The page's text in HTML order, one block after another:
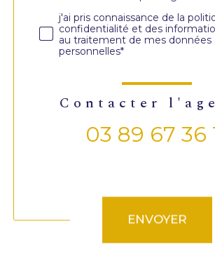
j'ai pris connaissance de la
confidentialité et des
au traitement de mes données
personnelles*
contacter
03 89 67 36
ENVOYER